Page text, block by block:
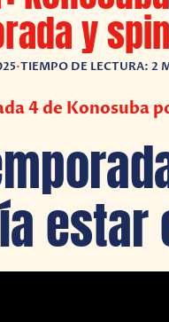
y
•TIEMPO DE LECTURA: 2
4 de Konosuba
estar